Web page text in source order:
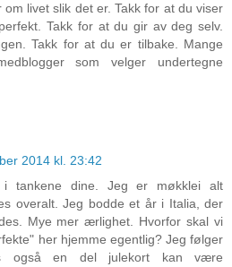
om livet slik det er. Takk for at du viser
Takk for at du gir av deg selv.
Takk for at du er tilbake. Mange
som velger undertegne
2014 kl. 23:42
i tankene dine. Jeg er møkklei alt
overalt. Jeg bodde et år i Italia, der
Mye mer ærlighet. Hvorfor skal vi
her hjemme egentlig? Jeg følger
også en del julekort kan være